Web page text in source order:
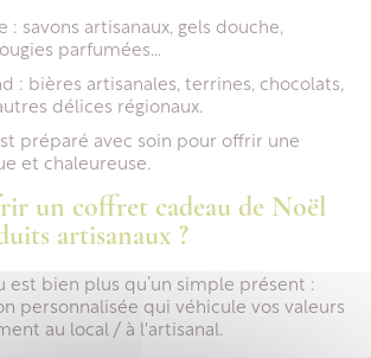
: savons artisanaux, gels douche,
parfumées…
: bières artisanales, terrines, chocolats,
délices régionaux.
préparé avec soin pour offrir une
et chaleureuse.
un coffret cadeau de Noël
artisanaux ?
est bien plus qu’un simple présent :
personnalisée qui véhicule vos valeurs
au local / à l'artisanal.